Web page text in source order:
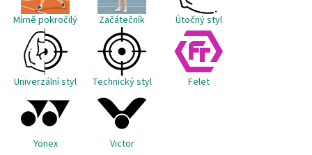
Mírně pokročilý Začátečník Útočný styl
Univerzální styl Technický styl Felet
Yonex Victor